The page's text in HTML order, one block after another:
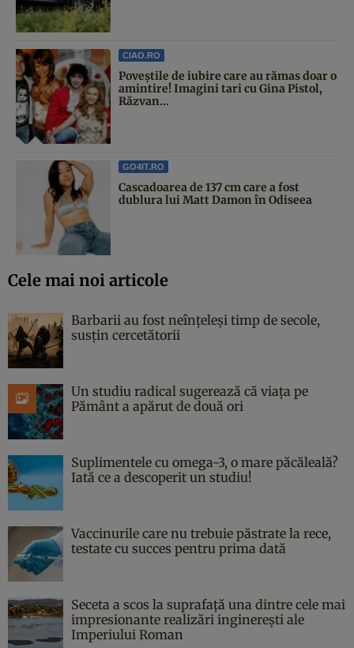
CIAO.RO
Poveştile de iubire care au rămas doar o
amintire! Imagini tari cu Gina Pistol,
Răzvan...
GO4IT.RO
Cascadoarea de 137 cm care a fost
dublura lui Matt Damon în Odiseea
Cele mai noi articole
Barbarii au fost neînțeleși timp de secole,
susțin cercetătorii
Un studiu radical sugerează că viața pe
Pământ a apărut de două ori
Suplimentele cu omega-3, o mare păcăleală?
Iată ce a descoperit un studiu!
Vaccinurile care nu trebuie păstrate la rece,
testate cu succes pentru prima dată
Seceta a scos la suprafață una dintre cele mai
impresionante realizări inginerești ale
Imperiului Roman